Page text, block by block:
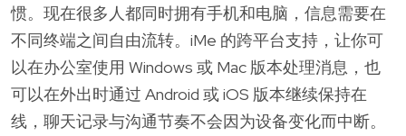
惯。现在很多人都同时拥有手机和电脑，信息需要在
不同终端之间自由流转。iMe 的跨平台支持，让你可
以在办公室使用 Windows 或 Mac 版本处理消息，也
可以在外出时通过 Android 或 iOS 版本继续保持在
线，聊天记录与沟通节奏不会因为设备变化而中断。